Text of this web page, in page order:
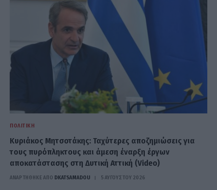
ΠΟΛΙΤΙΚΉ
Κυριάκος Μητσοτάκης: Ταχύτερες αποζημιώσεις για
τους πυρόπληκτους και άμεση έναρξη έργων
αποκατάστασης στη Δυτική Αττική (Video)
ΑΝΑΡΤΗΘΗΚΕ ΑΠΟ DKATSAMADOU 5 ΑΥΓΟΎΣΤΟΥ 2026